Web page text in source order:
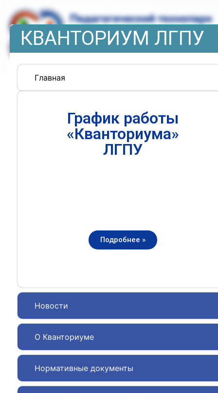
КВАНТОРИУМ ЛГПУ
Главная
Новости
О Кванториуме
Нормативные документы
График работы
«Кванториума»
ЛГПУ
Подробнее »